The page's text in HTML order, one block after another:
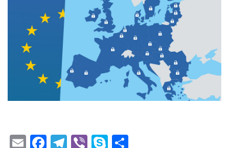
E F T Vi S